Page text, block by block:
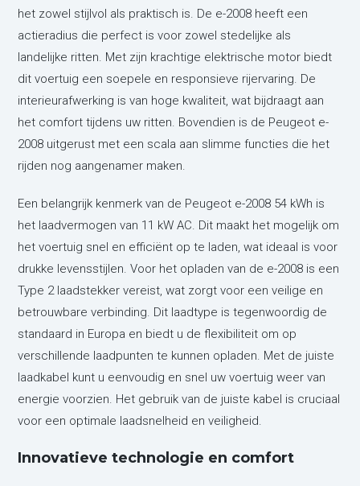
het zowel stijlvol als praktisch is. De e-2008 heeft een
actieradius die perfect is voor zowel stedelijke als
landelijke ritten. Met zijn krachtige elektrische motor biedt
dit voertuig een soepele en responsieve rijervaring. De
interieurafwerking is van hoge kwaliteit, wat bijdraagt aan
het comfort tijdens uw ritten. Bovendien is de Peugeot e-
2008 uitgerust met een scala aan slimme functies die het
rijden nog aangenamer maken.
Een belangrijk kenmerk van de Peugeot e-2008 54 kWh is
het laadvermogen van 11 kW AC. Dit maakt het mogelijk om
het voertuig snel en efficiënt op te laden, wat ideaal is voor
drukke levensstijlen. Voor het opladen van de e-2008 is een
Type 2 laadstekker vereist, wat zorgt voor een veilige en
betrouwbare verbinding. Dit laadtype is tegenwoordig de
standaard in Europa en biedt u de flexibiliteit om op
verschillende laadpunten te kunnen opladen. Met de juiste
laadkabel kunt u eenvoudig en snel uw voertuig weer van
energie voorzien. Het gebruik van de juiste kabel is cruciaal
voor een optimale laadsnelheid en veiligheid.
Innovatieve technologie en comfort